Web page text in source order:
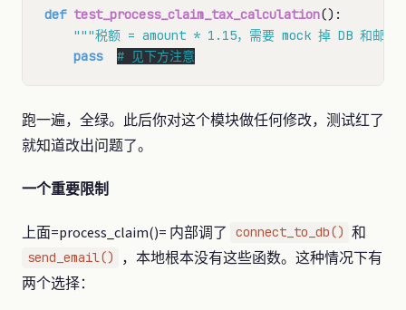
def test_process_claim_tax_calculation():
"""税额 = amount * 1.15，需要 mock 掉 DB 和邮件
pass
# 见下方注意
跑一遍，全绿。此后你对这个模块做任何修改，测试红了
就知道改出问题了。
一个重要限制
上面=process_claim()= 内部调了 connect_to_db() 和
send_email()
，本地根本没有这些函数。这种情况下有
两个选择：